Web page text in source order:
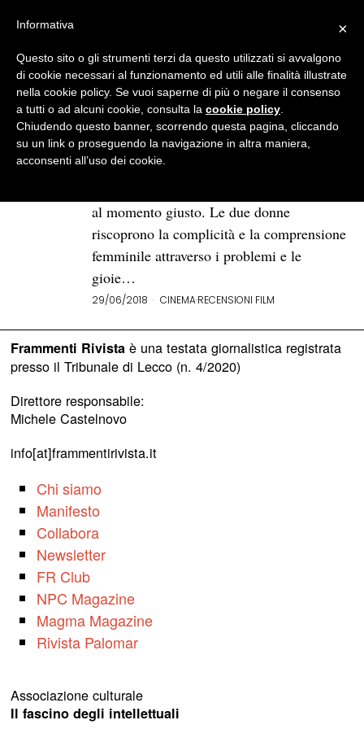
BROWSE TAG
Charlize Theron
Tully: la nanny Mary Poppins
dei millennials
La nanny Tully entra nella vita della
al momento giusto. Le due donne
riscoprono la complicità e la comprensione
femminile attraverso i problemi e le
gioie…
29/06/2018 CINEMA·RECENSIONI FILM
Frammenti Rivistaè una testata giornalistica registrata
presso il Tribunale di Lecco (n. 4/2020)
Direttore responsabile:
Michele Castelnovo
info[at]frammentirivista.it
Chi siamo
Manifesto
Collabora
Newsletter
FR Club
NPC Magazine
Magma Magazine
Rivista Palomar
Associazione culturale
Il fascino degli intellettuali
×
Informativa
Questo sito o gli strumenti terzi da questo utilizzati si avvalgono
di cookie necessari al funzionamento ed utili alle finalità illustrate
nella cookie policy. Se vuoi saperne di più o negare il consenso
a tutti o ad alcuni cookie, consulta la cookie policy
Chiudendo questo banner, scorrendo questa pagina, cliccando
su un link o proseguendo la navigazione in altra maniera,
acconsenti all’uso dei cookie.